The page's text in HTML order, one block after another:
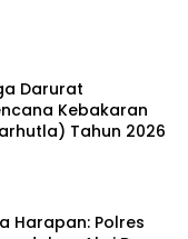
Darurat
Kebakaran
Tahun 2026
Harapan: Polres